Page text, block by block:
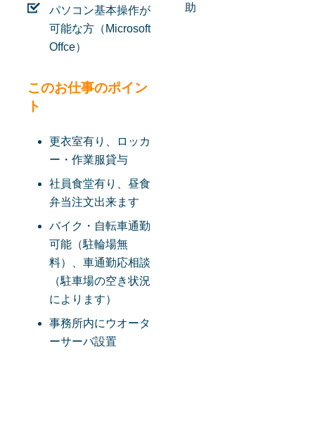
パソコン基本操作が
可能な方（Microsoft
Offce）
このお仕事のポイン
ト
更衣室有り、ロッカ
ー・作業服貸与
社員食堂有り、昼食
弁当注文出来ます
バイク・自転車通勤
可能（駐輪場無
料）、車通勤応相談
（駐車場の空き状況
によります）
事務所内にウオータ
ーサーバ設置
助